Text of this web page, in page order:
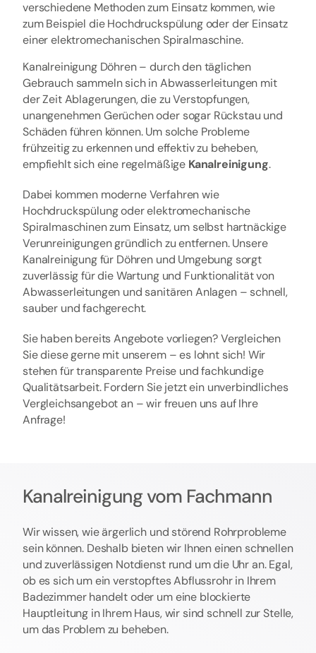
Kanalreinigung Döhren – durch den täglichen
Gebrauch sammeln sich in Abwasserleitungen mit
der Zeit Ablagerungen, die zu Verstopfungen,
unangenehmen Gerüchen oder sogar Rückstau und
Schäden führen können. Um solche Probleme
frühzeitig zu erkennen und effektiv zu beheben,
empfiehlt sich eine regelmäßige Kanalreinigung.
Dabei kommen moderne Verfahren wie
Hochdruckspülung oder elektromechanische
Spiralmaschinen zum Einsatz, um selbst hartnäckige
Verunreinigungen gründlich zu entfernen. Unsere
Kanalreinigung für Döhren und Umgebung sorgt
zuverlässig für die Wartung und Funktionalität von
Abwasserleitungen und sanitären Anlagen – schnell,
sauber und fachgerecht.
Sie haben bereits Angebote vorliegen? Vergleichen
Sie diese gerne mit unserem – es lohnt sich! Wir
stehen für transparente Preise und fachkundige
Qualitätsarbeit. Fordern Sie jetzt ein unverbindliches
Vergleichsangebot an – wir freuen uns auf Ihre
Anfrage!
verschiedene Methoden zum Einsatz kommen, wie
zum Beispiel die Hochdruckspülung oder der Einsatz
einer elektromechanischen Spiralmaschine.
Kanalreinigung vom Fachmann
Wir wissen, wie ärgerlich und störend Rohrprobleme
sein können. Deshalb bieten wir Ihnen einen schnellen
und zuverlässigen Notdienst rund um die Uhr an. Egal,
ob es sich um ein verstopftes Abflussrohr in Ihrem
Badezimmer handelt oder um eine blockierte
Hauptleitung in Ihrem Haus, wir sind schnell zur Stelle,
um das Problem zu beheben.